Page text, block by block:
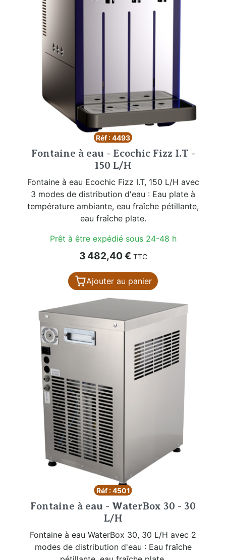
Réf : 4493
Fontaine à eau - Ecochic Fizz I.T -
150 L/H
Fontaine à eau Ecochic Fizz I.T, 150 L/H avec
3 modes de distribution d'eau : Eau plate à
température ambiante, eau fraîche pétillante,
eau fraîche plate.
Prêt à être expédié sous 24-48 h
Prix
3 482,40 € TTC
Ajouter au panier
Réf : 4501
Fontaine à eau - WaterBox 30 - 30
L/H
Fontaine à eau WaterBox 30, 30 L/H avec 2
modes de distribution d'eau : Eau fraîche